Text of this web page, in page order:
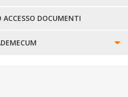
ACCESSO DOCUMENTI
OGGETTI